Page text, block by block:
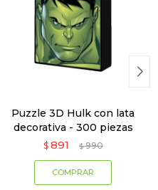
Puzzle 3D Hulk con lata
decorativa - 300 piezas
$ 891 $ 990